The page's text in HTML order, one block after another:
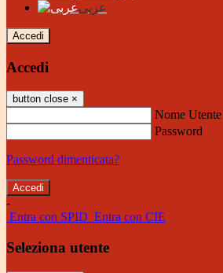
عربى
Accedi
Accedi
button close ×
Nome Utente
Password
Password dimenticata?
-
Entra con SPID Entra con CIE
Seleziona utente